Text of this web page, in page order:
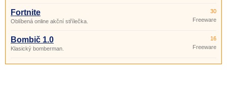
Fortnite
Oblíbená online akční střílečka.
30
Freeware
Bombič 1.0
Klasický bomberman.
16
Freeware